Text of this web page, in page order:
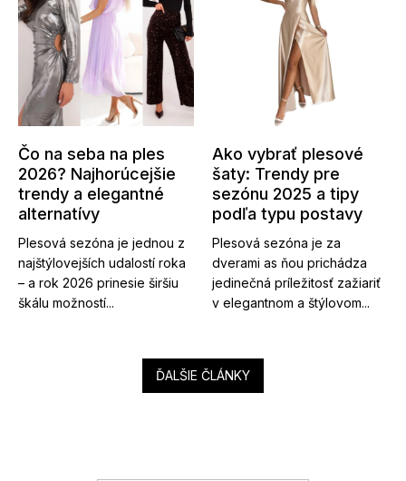
Čo na seba na ples
2026? Najhorúcejšie
trendy a elegantné
alternatívy
Plesová sezóna je jednou z
najštýlovejších udalostí roka
– a rok 2026 prinesie širšiu
škálu možností...
Ako vybrať plesové
šaty: Trendy pre
sezónu 2025 a tipy
podľa typu postavy
Plesová sezóna je za
dverami as ňou prichádza
jedinečná príležitosť zažiariť
v elegantnom a štýlovom...
ĎALŠIE ČLÁNKY